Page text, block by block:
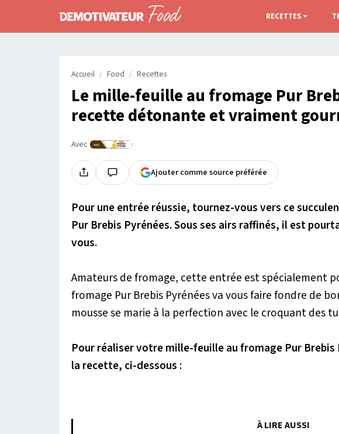
RECETTES
Accueil Food Recettes
Le mille-feuille au fromage Pur
recette détonante et vraiment
Avec
Ajouter comme source préférée
Pour une entrée réussie, tournez-vous vers ce
Pur Brebis Pyrénées. Sous ses airs raffinés, il est
vous.
Amateurs de fromage, cette entrée est spécialement
fromage Pur Brebis Pyrénées va vous faire fondre de
mousse se marie à la perfection avec le croquant des
Pour réaliser votre mille-feuille au fromage Pur Brebis
la recette, ci-dessous :
À LIRE AUSSI